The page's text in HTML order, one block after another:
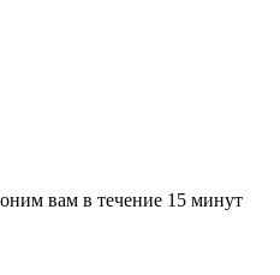
вам в течение 15 минут